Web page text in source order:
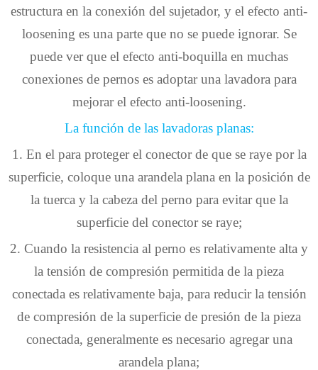
estructura en la conexión del sujetador, y el efecto anti-
loosening es una parte que no se puede ignorar. Se
puede ver que el efecto anti-boquilla en muchas
conexiones de pernos es adoptar una lavadora para
mejorar el efecto anti-loosening.
La función de las lavadoras planas:
1. En el para proteger el conector de que se raye por la
superficie, coloque una arandela plana en la posición de
la tuerca y la cabeza del perno para evitar que la
superficie del conector se raye;
2. Cuando la resistencia al perno es relativamente alta y
la tensión de compresión permitida de la pieza
conectada es relativamente baja, para reducir la tensión
de compresión de la superficie de presión de la pieza
conectada, generalmente es necesario agregar una
arandela plana;